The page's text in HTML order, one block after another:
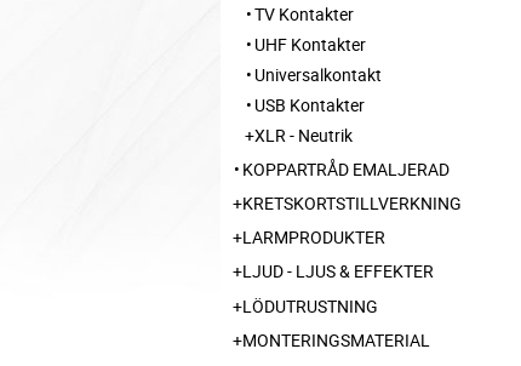
TV Kontakter
UHF Kontakter
Universalkontakt
USB Kontakter
XLR - Neutrik
KOPPARTRÅD EMALJERAD
KRETSKORTSTILLVERKNING
LARMPRODUKTER
LJUD - LJUS & EFFEKTER
LÖDUTRUSTNING
MONTERINGSMATERIAL